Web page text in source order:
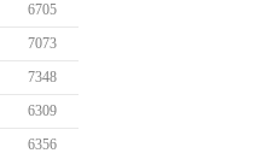
6705
7073
7348
6309
6356